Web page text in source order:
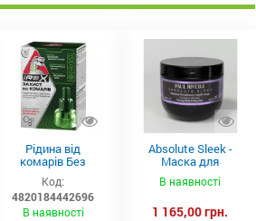
Рідина від
комарів Без
запаху IREX (30
ночей), 20мл
Код:
4820184442696
В наявності
Absolute Sleek -
Маска для
неслухняного
волосся 300 мл
В наявності
1 165,00 грн.